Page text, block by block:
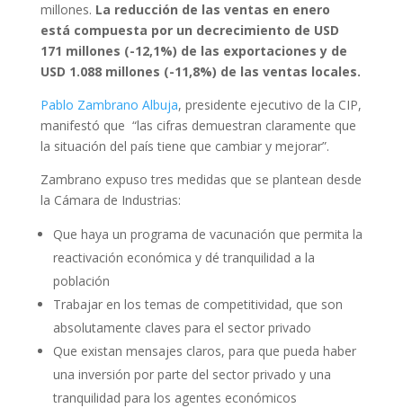
millones. La reducción de las ventas en enero
está compuesta por un decrecimiento de USD
171 millones (-12,1%) de las exportaciones y de
USD 1.088 millones (-11,8%) de las ventas locales.
Pablo Zambrano Albuja, presidente ejecutivo de la CIP,
manifestó que “las cifras demuestran claramente que
la situación del país tiene que cambiar y mejorar”.
Zambrano expuso tres medidas que se plantean desde
la Cámara de Industrias:
Que haya un programa de vacunación que permita la
reactivación económica y dé tranquilidad a la
población
Trabajar en los temas de competitividad, que son
absolutamente claves para el sector privado
Que existan mensajes claros, para que pueda haber
una inversión por parte del sector privado y una
tranquilidad para los agentes económicos